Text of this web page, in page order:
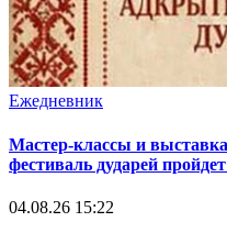
Ежедневник
Мастер-классы и
фестиваль дударей
04.08.26 15:22